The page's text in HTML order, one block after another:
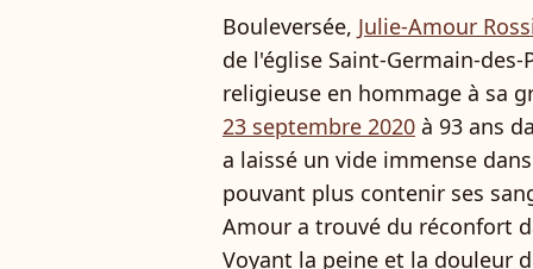
Bouleversée, Julie-Amour
de l'église Saint-Germain-
religieuse en hommage à sa
23 septembre 2020 à 93 ans
a laissé un vide immense
pouvant plus contenir ses
Amour a trouvé du réconfort
Voyant la peine et la douleur